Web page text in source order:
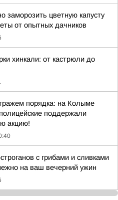
заморозить цветную капусту
от опытных дачников
хинкали: от кастрюли до
порядка: на Колыме
поддержали
акцию!
с грибами и сливками
на ваш вечерний ужин